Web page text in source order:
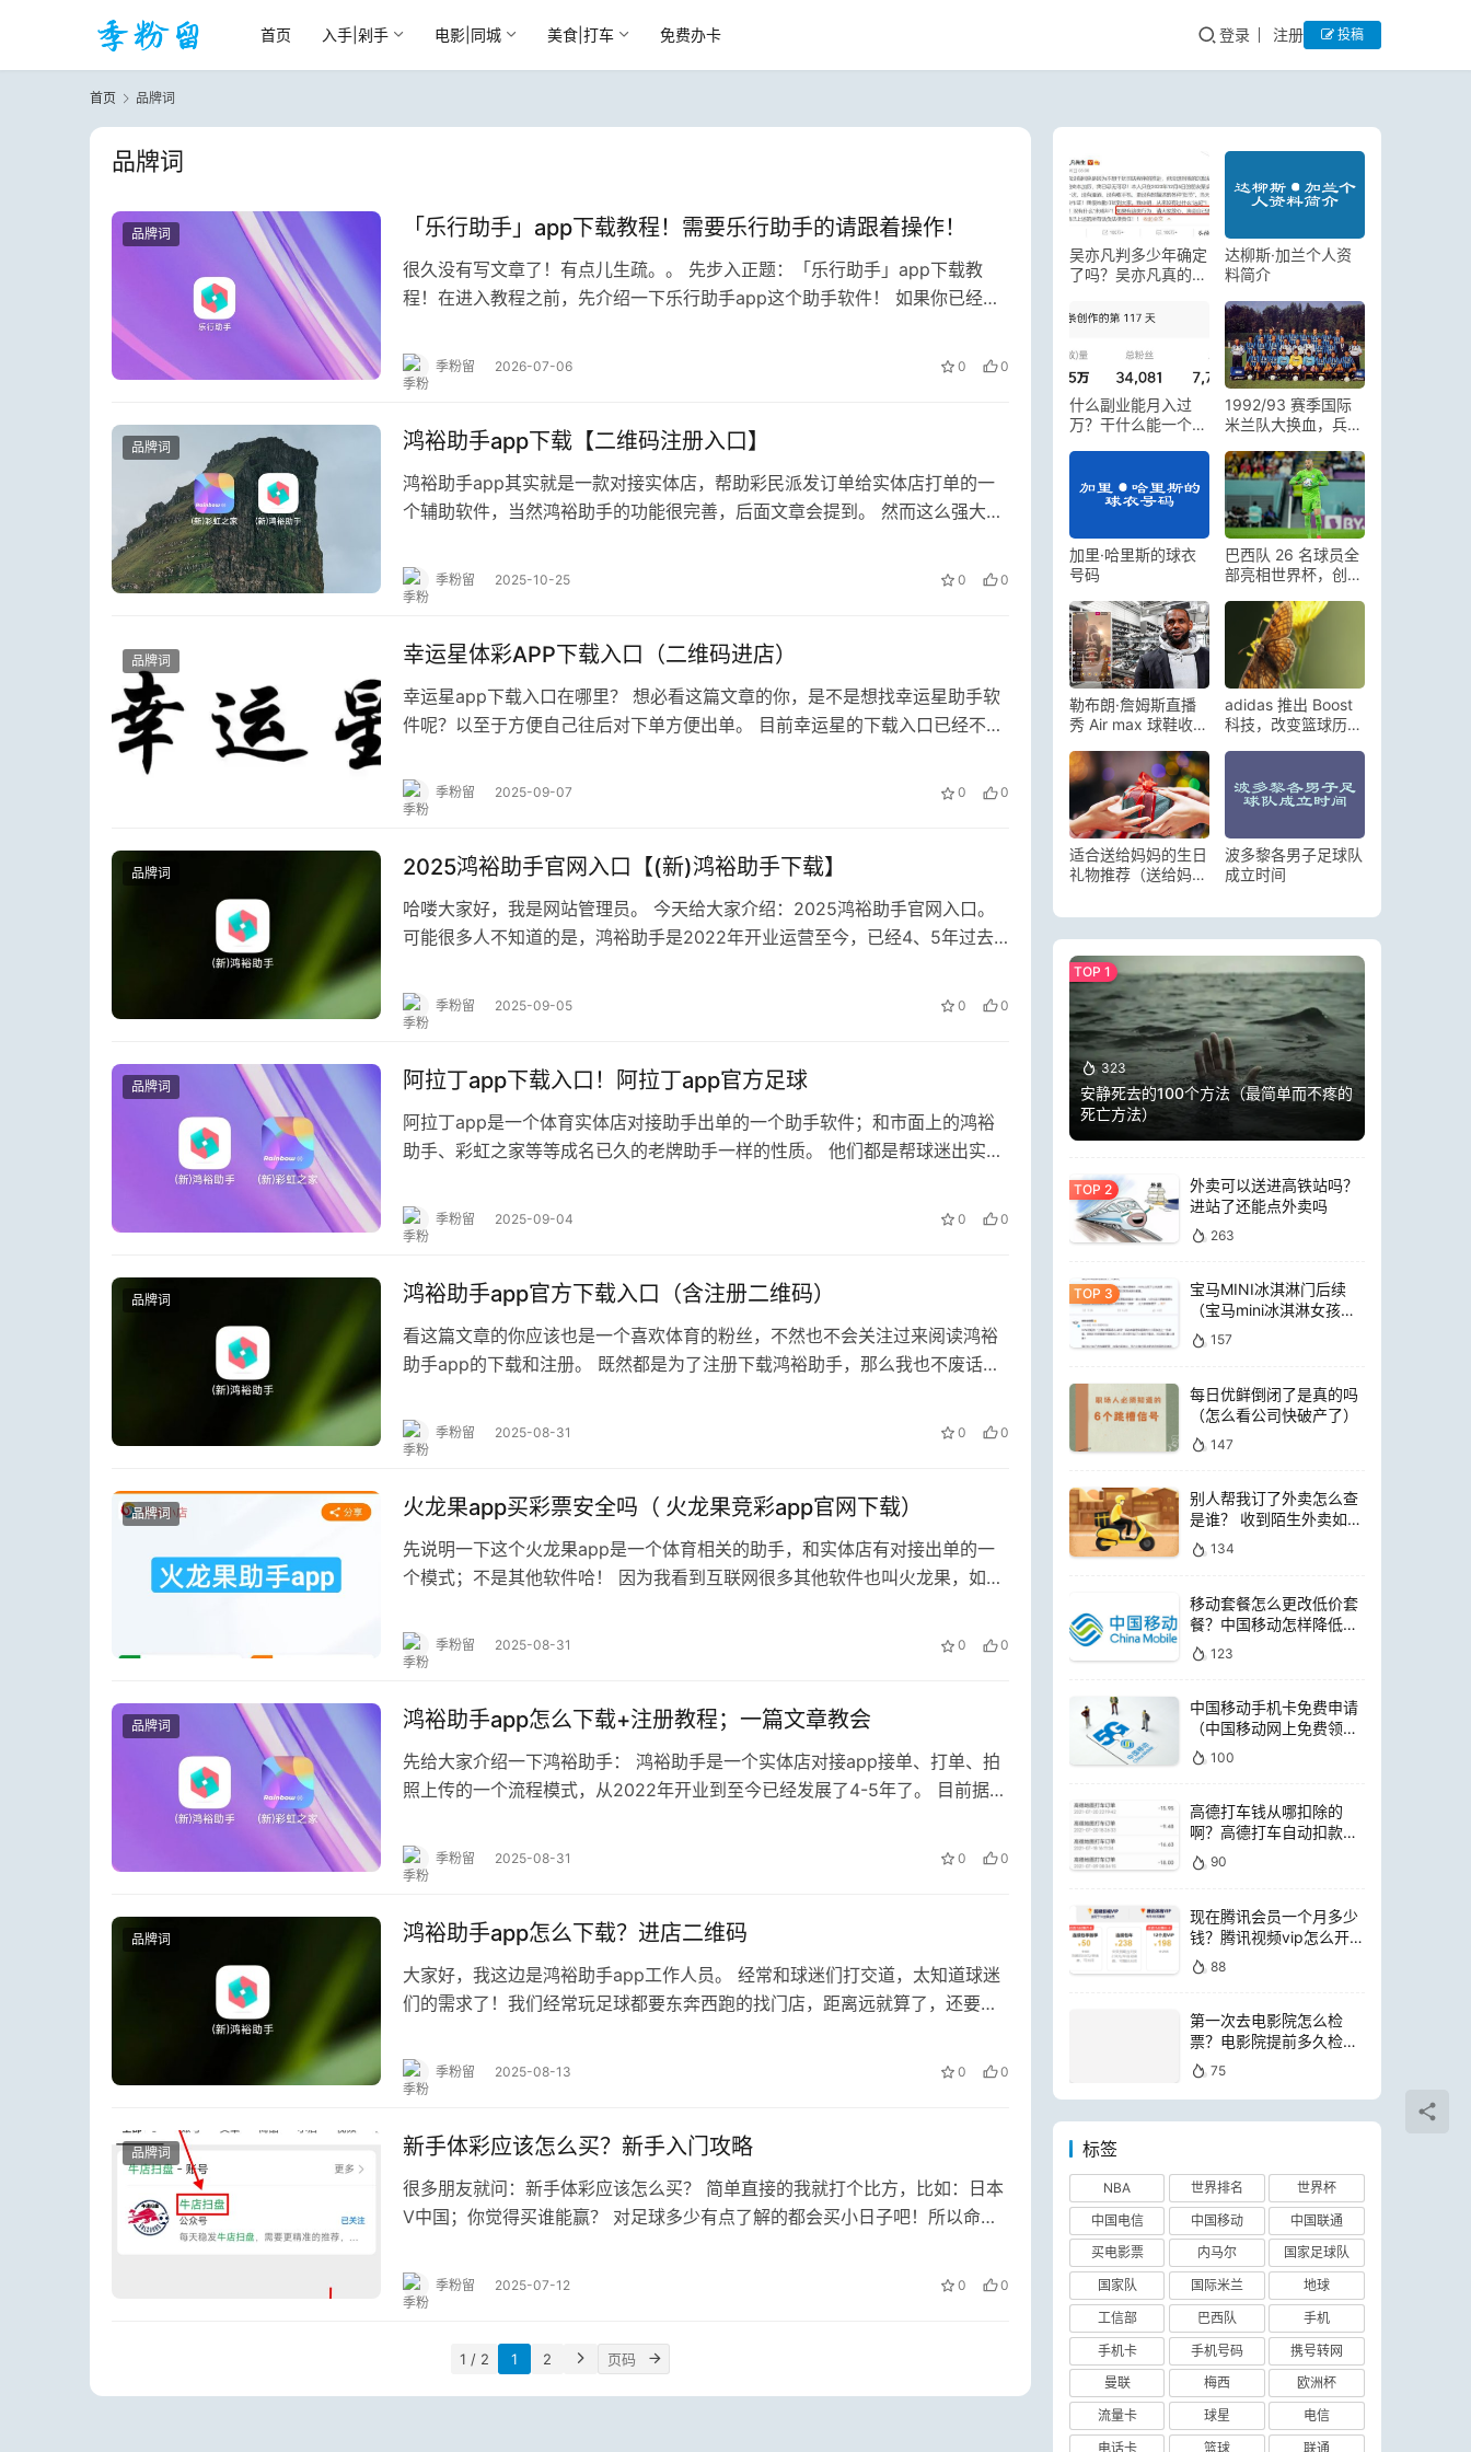
首页 入手|剁手 电影|同城 美食|打车 免费办卡 登录 注册 投稿
首页 品牌词
品牌词
品牌词 「乐行助手」app下载教程！需要乐行助手的请跟着操作！
很久没有写文章了！有点儿生疏。。 先步入正题：「乐行助手」app下载教
程！在进入教程之前，先介绍一下乐行助手app这个助手软件！ 如果你已经使
季粉留 2026-07-06 0 0
品牌词 鸿裕助手app下载【二维码注册入口】
鸿裕助手app其实就是一款对接实体店，帮助彩民派发订单给实体店打单的一
个辅助软件，当然鸿裕助手的功能很完善，后面文章会提到。 然而这么强大且
季粉留 2025-10-25 0 0
品牌词 幸运星体彩APP下载入口（二维码进店）
幸运星app下载入口在哪里？ 想必看这篇文章的你，是不是想找幸运星助手软
件呢？以至于方便自己往后对下单方便出单。 目前幸运星的下载入口已经不在
季粉留 2025-09-07 0 0
品牌词 2025鸿裕助手官网入口【(新)鸿裕助手下载】
哈喽大家好，我是网站管理员。 今天给大家介绍：2025鸿裕助手官网入口。
可能很多人不知道的是，鸿裕助手是2022年开业运营至今，已经4、5年过去
季粉留 2025-09-05 0 0
品牌词 阿拉丁app下载入口！阿拉丁app官方足球
阿拉丁app是一个体育实体店对接助手出单的一个助手软件；和市面上的鸿裕
助手、彩虹之家等等成名已久的老牌助手一样的性质。 他们都是帮球迷出实单
季粉留 2025-09-04 0 0
品牌词 鸿裕助手app官方下载入口（含注册二维码）
看这篇文章的你应该也是一个喜欢体育的粉丝，不然也不会关注过来阅读鸿裕
助手app的下载和注册。 既然都是为了注册下载鸿裕助手，那么我也不废话
季粉留 2025-08-31 0 0
品牌词 火龙果app买彩票安全吗（ 火龙果竞彩app官网下载）
先说明一下这个火龙果app是一个体育相关的助手，和实体店有对接出单的一
个模式；不是其他软件哈！ 因为我看到互联网很多其他软件也叫火龙果，如果
季粉留 2025-08-31 0 0
品牌词 鸿裕助手app怎么下载+注册教程；一篇文章教会
先给大家介绍一下鸿裕助手： 鸿裕助手是一个实体店对接app接单、打单、拍
照上传的一个流程模式，从2022年开业到至今已经发展了4-5年了。 目前据说
季粉留 2025-08-31 0 0
品牌词 鸿裕助手app怎么下载？进店二维码
大家好，我这边是鸿裕助手app工作人员。 经常和球迷们打交道，太知道球迷
们的需求了！我们经常玩足球都要东奔西跑的找门店，距离远就算了，还要风
季粉留 2025-08-13 0 0
品牌词 新手体彩应该怎么买？新手入门攻略
很多朋友就问：新手体彩应该怎么买？ 简单直接的我就打个比方，比如：日本
V中国；你觉得买谁能赢？ 对足球多少有点了解的都会买小日子吧！所以命中
季粉留 2025-07-12 0 0
1 / 2 1 2
吴亦凡判多少年确定
了吗？吴亦凡真的在
达柳斯·加兰个人资
料简介
什么副业能月入过
万？干什么能一个月
1992/93 赛季国际
米兰队大换血，兵强
加里·哈里斯的球衣
号码
巴西队 26 名球员全
部亮相世界杯，创造
勒布朗·詹姆斯直播
秀 Air max 球鞋收
最大咖运动员
adidas 推出 Boost
科技，改变篮球历
适合送给妈妈的生日
礼物推荐（送给妈妈
波多黎各男子足球队
成立时间
323
安静死去的100个方法（最简单而不疼的
死亡方法）
外卖可以送进高铁站吗？
进站了还能点外卖吗
263
宝马MINI冰淇淋门后续
（宝马mini冰淇淋女孩员
工）157
每日优鲜倒闭了是真的吗
（怎么看公司快破产了）
147
别人帮我订了外卖怎么查
是谁？ 收到陌生外卖如何
查询是谁点的
134
移动套餐怎么更改低价套
餐？中国移动怎样降低套
餐费用
123
中国移动手机卡免费申请
（中国移动网上免费领电
话卡）
100
高德打车钱从哪扣除的
啊？高德打车自动扣款是
扣哪里的钱
90
现在腾讯会员一个月多少
钱？腾讯视频vip怎么开通
便宜88
第一次去电影院怎么检
票？电影院提前多久检票
进场75
标签
NBA 世界排名
世界杯
中国电信
中国移动
中国联通
买电影票
内马尔
国家足球队
国家队
国际米兰
地球
工信部
巴西队
手机
手机卡
手机号码
携号转网
曼联
梅西
欧洲杯
流量卡
球星
电信
电话卡
篮球 联通